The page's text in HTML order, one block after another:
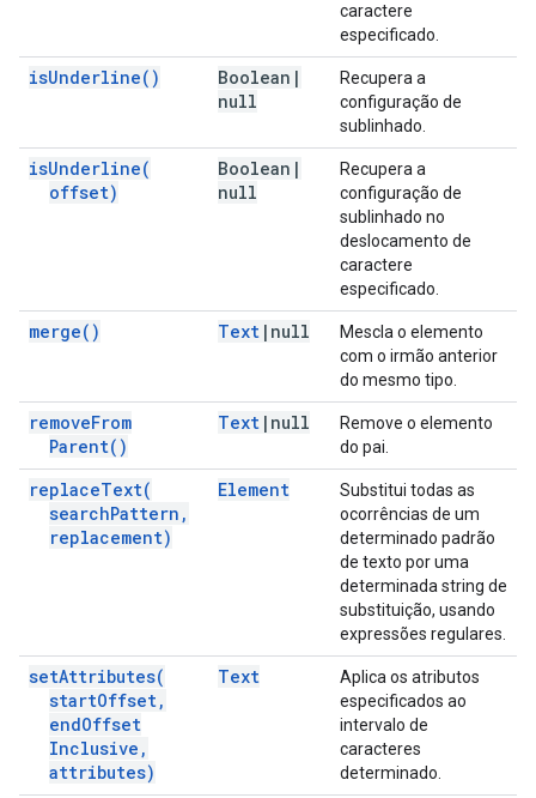
caractere
especificado.
isUnderline( ) Boolean |
null
Recupera a
configuração de
sublinhado.
isUnderline(
offset)
Boolean |
null
Recupera a
configuração de
sublinhado no
deslocamento de
caractere
especificado.
merge( ) Text | null
Mescla o elemento
com o irmão anterior
do mesmo tipo.
removeFrom
Parent( )
Text | null
Remove o elemento
do pai.
replaceText(
searchPattern ,
replacement)
Element
Substitui todas as
ocorrências de um
determinado padrão
de texto por uma
determinada string de
substituição, usando
expressões regulares.
setAttributes(
startOffset,
endOffset
Inclusive ,
attributes)
Text
Aplica os atributos
especificados ao
intervalo de
caracteres
determinado.